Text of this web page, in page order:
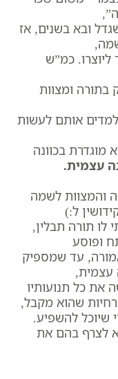
ובא בשנים, אז
כמ”ש
בתורה ומצוות
אותם לעשות
בכוונה
עצמית.
והמצוות לשמה
ל:)
לו תורה תבלין,
ופוסע
עד שמספיק
עצמית,
את כל תנועותיו
שהוא מקבל,
שיוכל להשפיע.
לצרף בהם את